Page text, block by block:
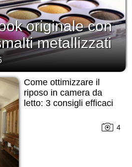
originale con
metallizzati
Come ottimizzare il
riposo in camera da
letto: 3 consigli efficaci
4